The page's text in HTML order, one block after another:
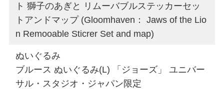
ト 獅子のあぎと リムーバブルステッカーセッ
トアンドマップ (Gloomhaven： Jaws of the Lio
n Remooable Sticrer Set and map)
ぬいぐるみ
ブルース ぬいぐるみ(L) 「ジョーズ」 ユニバー
サル・スタジオ・ジャパン限定